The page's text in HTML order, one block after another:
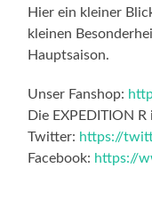
Hier ein kleiner
kleinen
Hauptsaison.
Unser Fanshop:
Die EXPEDITION
Twitter: https://
Facebook: https://